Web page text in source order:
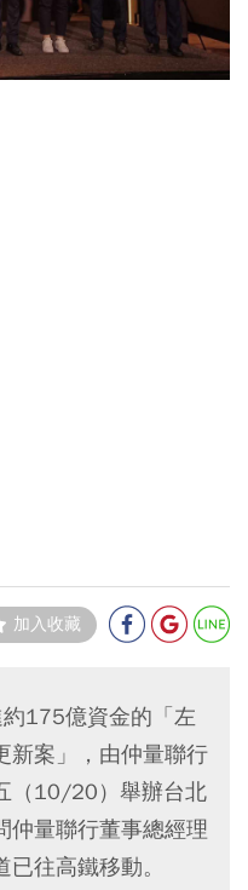
加入收藏
175億資金的「左
新案」，由仲量聯行
（10/20）舉辦台北
仲量聯行董事總經理
往高鐵移動。